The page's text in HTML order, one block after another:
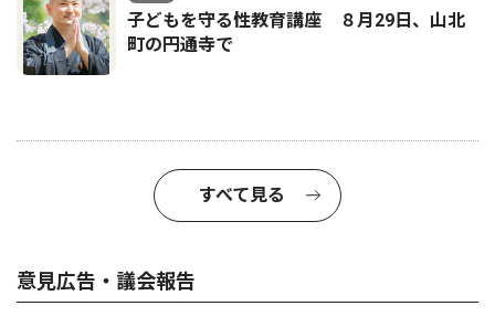
子どもを守る性教育講座 ８月29日、山北
町の円通寺で
すべて見る
意見広告・議会報告